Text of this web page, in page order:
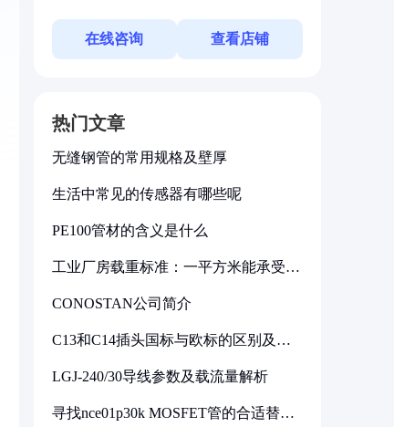
在线咨询 查看店铺
热门文章
无缝钢管的常用规格及壁厚
生活中常见的传感器有哪些呢
PE100管材的含义是什么
工业厂房载重标准：一平方米能承受多
CONOSTAN公司简介
C13和C14插头国标与欧标的区别及其
LGJ-240/30导线参数及载流量解析
寻找nce01p30k MOSFET管的合适替代